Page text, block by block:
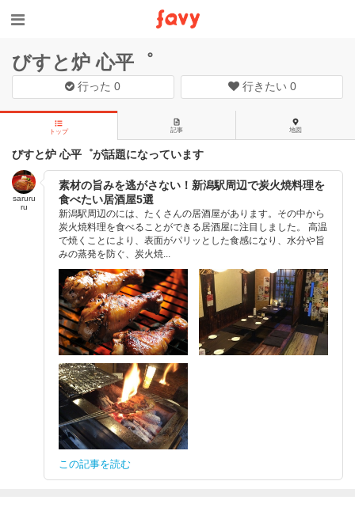
びすと炉 心平゜
行った0 行きたい 0
トップ 記事 地図
びすと炉 心平゜が話題になっています
saruru
ru
素材の旨みを逃がさない！新潟駅周辺で炭火焼料理を
食べたい居酒屋5選
新潟駅周辺のには、たくさんの居酒屋があります。その中から
炭火焼料理を食べることができる居酒屋に注目しました。 高温
で焼くことにより、表面がパリッとした食感になり、水分や旨
みの蒸発を防ぐ、炭火焼...
この記事を読む